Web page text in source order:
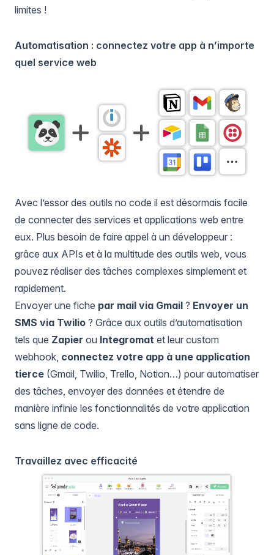
limites !
Automatisation : connectez votre app à n’importe
quel service web
Avec l’essor des outils no code il est désormais facile
de connecter des services et applications web entre
eux. Plus besoin de faire appel à un développeur :
grâce aux APIs et à la multitude des outils web, vous
pouvez réaliser des tâches complexes simplement et
rapidement.
Envoyer une fiche par mail via Gmail ? Envoyer un
SMS via Twilio ? Grâce aux outils d’automatisation
tels que Zapier ou Integromat et leur custom
webhook, connectez votre app à une application
tierce (Gmail, Twilio, Trello, Notion…) pour automatiser
des tâches, envoyer des données et étendre de
manière infinie les fonctionnalités de votre application
sans ligne de code.
Travaillez avec efficacité